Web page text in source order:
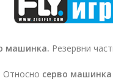
машинка. Резервни
Относно серво машинка